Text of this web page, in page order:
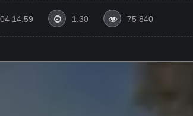
14:59 1:30 75 840